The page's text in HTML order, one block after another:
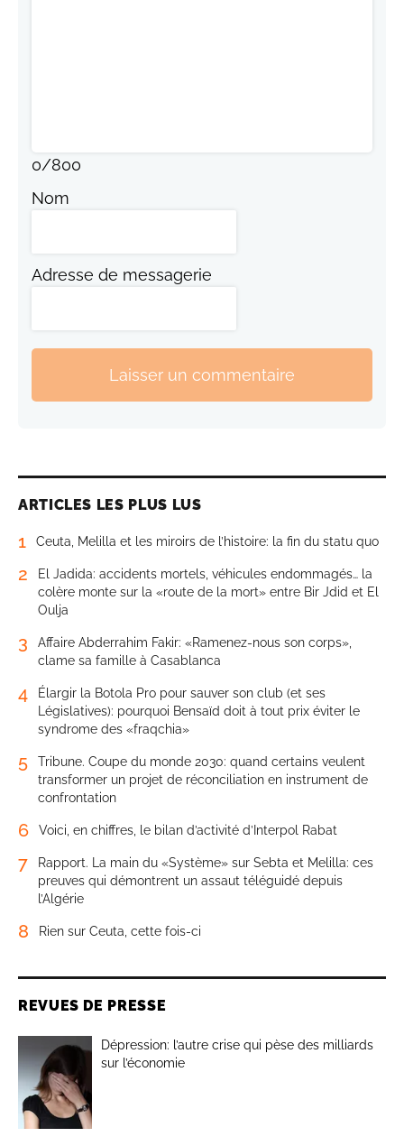
0/800
Nom
Adresse de messagerie
Laisser un commentaire
ARTICLES LES PLUS LUS
1 Ceuta, Melilla et les miroirs de l’histoire: la fin du statu quo
2
El Jadida: accidents mortels, véhicules endommagés… la
colère monte sur la «route de la mort» entre Bir Jdid et El
Oulja
3
Affaire Abderrahim Fakir: «Ramenez-nous son corps»,
clame sa famille à Casablanca
4
Élargir la Botola Pro pour sauver son club (et ses
Législatives): pourquoi Bensaïd doit à tout prix éviter le
syndrome des «fraqchia»
5
Tribune. Coupe du monde 2030: quand certains veulent
transformer un projet de réconciliation en instrument de
confrontation
6 Voici, en chiffres, le bilan d’activité d’Interpol Rabat
7
Rapport. La main du «Système» sur Sebta et Melilla: ces
preuves qui démontrent un assaut téléguidé depuis
l’Algérie
8 Rien sur Ceuta, cette fois-ci
REVUES DE PRESSE
Dépression: l’autre crise qui pèse des milliards
sur l’économie